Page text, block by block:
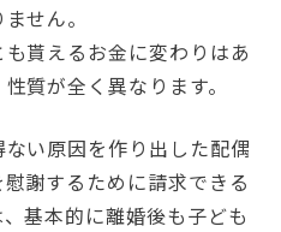
せん。
貰えるお金に変わりはあ
質が全く異なります。
い原因を作り出した配偶
謝するために請求できる
基本的に離婚後も子ども